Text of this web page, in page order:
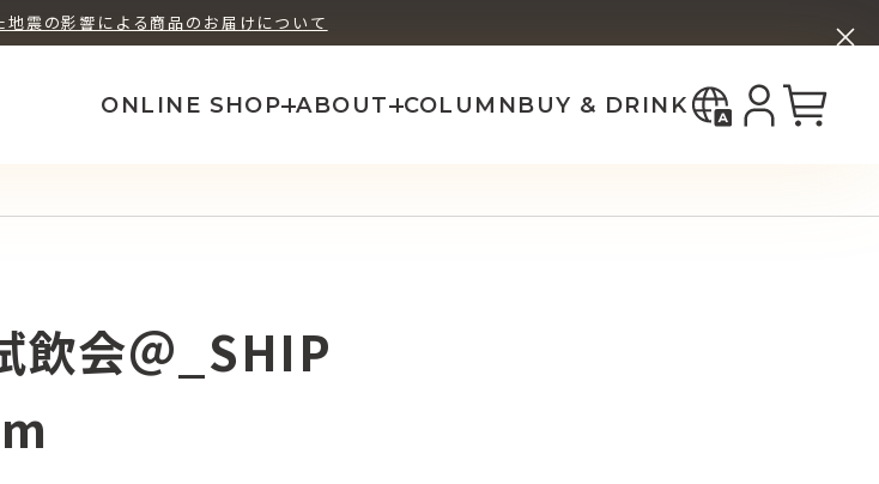
地震の影響による商品のお届けについて
ONLINE SHOP
シソ フューチャー
ABOUT
About _SHIP
COLUMNBUY & DRINK
中國（繁體）
飲会＠_SHIP